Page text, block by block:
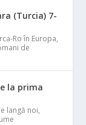
(Turcia) 7-
Ro în Europa,
de
la prima
langă noi,